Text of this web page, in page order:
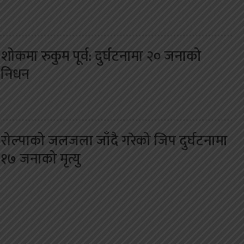
शोकमा रुकुम पूर्व: दुर्घटनामा २० जनाको
निधन
रोल्पाको जलजला जाँदै गरेको जिप दुर्घटनामा
१७ जनाको मृत्यु